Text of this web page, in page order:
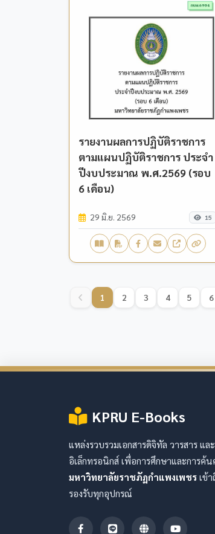
รายงานผลการปฏิบัติราชการ
ตามแผนปฏิบัติราชการ ประจำ
ปีงบประมาณ พ.ศ.2569 (รอบ
6 เดือน)
29 มิ.ย. 2569 15
1 2 3 4 5 6
KPRU E-Books
แหล่งรวบรวมเอกสารดิจิทัล วารสาร แล
อิเล็กทรอนิกส์ เพื่อการศึกษาและการค้น
มหาวิทยาลัยราชภัฏกำแพงเพชร เข้า
รองรับทุกอุปกรณ์